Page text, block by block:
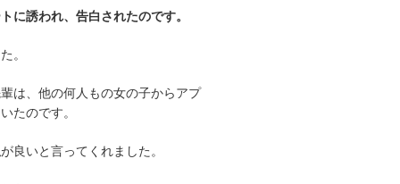
に誘われ、告白されたのです。
。
は、他の何人もの女の子からアプ
たのです。
良いと言ってくれました。